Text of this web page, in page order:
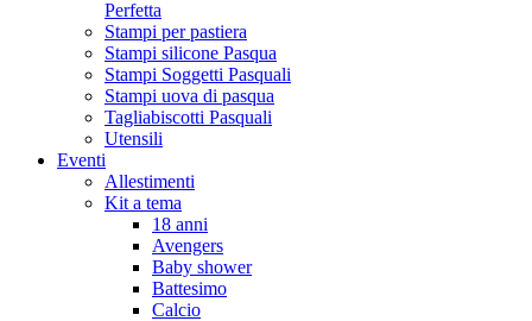
Perfetta
Stampi per pastiera
Stampi silicone Pasqua
Stampi Soggetti Pasquali
Stampi uova di pasqua
Tagliabiscotti Pasquali
Utensili
Eventi
Allestimenti
Kit a tema
18 anni
Avengers
Baby shower
Battesimo
Calcio